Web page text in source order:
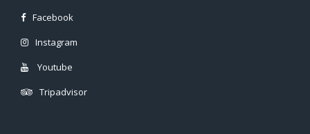
Facebook
Instagram
Youtube
Tripadvisor